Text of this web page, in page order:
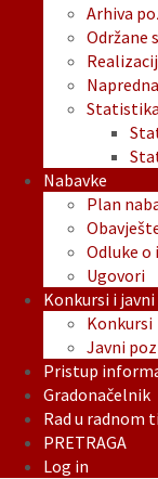
Arhiva
Održane
Nabavke
Plan
Odluke o
Ugovori
Konkursi i
Konkursi
Javni
Pristup
Gradonačelnik
Rad u radnom
PRETRAGA
Log in